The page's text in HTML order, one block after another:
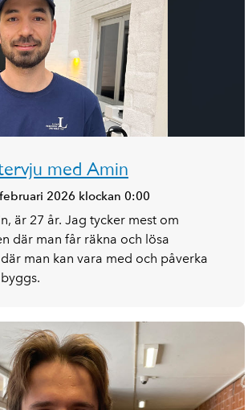
med Amin
2026 klockan 0:00
är 27 år. Jag tycker mest om
där man får räkna och lösa
man kan vara med och påverka